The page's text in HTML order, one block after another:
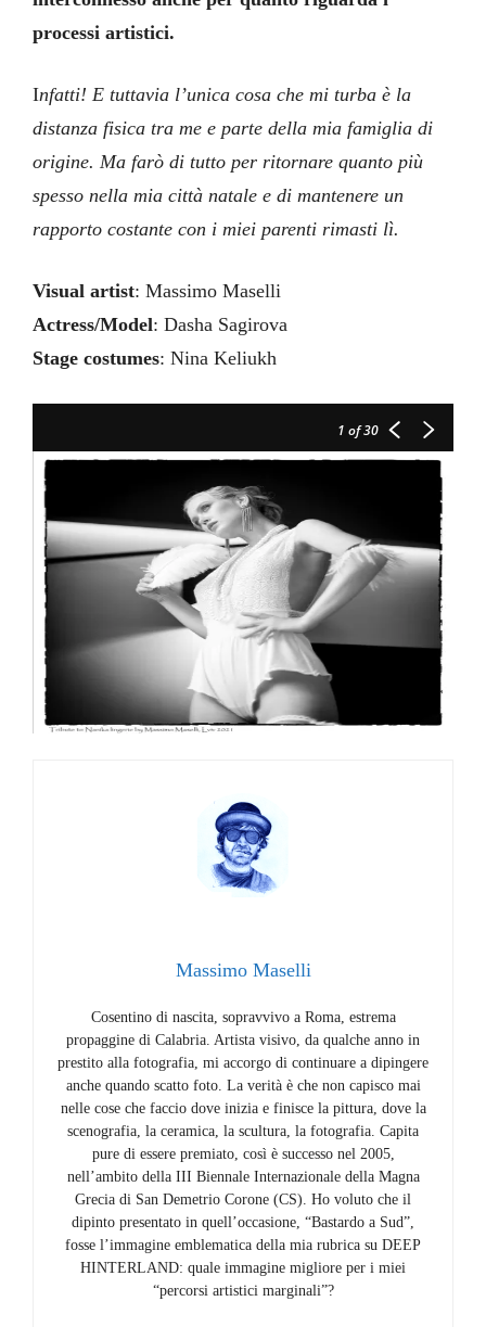
processi artistici.
Infatti! E tuttavia l’unica cosa che mi turba è la
distanza fisica tra me e parte della mia famiglia di
origine. Ma farò di tutto per ritornare quanto più
spesso nella mia città natale e di mantenere un
rapporto costante con i miei parenti rimasti lì.
Visual artist: Massimo Maselli
Actress/Model: Dasha Sagirova
Stage costumes: Nina Keliukh
1 of 30
Massimo Maselli
Cosentino di nascita, sopravvivo a Roma, estrema
propaggine di Calabria. Artista visivo, da qualche anno in
prestito alla fotografia, mi accorgo di continuare a dipingere
anche quando scatto foto. La verità è che non capisco mai
nelle cose che faccio dove inizia e finisce la pittura, dove la
scenografia, la ceramica, la scultura, la fotografia. Capita
pure di essere premiato, così è successo nel 2005,
nell’ambito della III Biennale Internazionale della Magna
Grecia di San Demetrio Corone (CS). Ho voluto che il
dipinto presentato in quell’occasione, “Bastardo a Sud”,
fosse l’immagine emblematica della mia rubrica su DEEP
HINTERLAND: quale immagine migliore per i miei
“percorsi artistici marginali”?